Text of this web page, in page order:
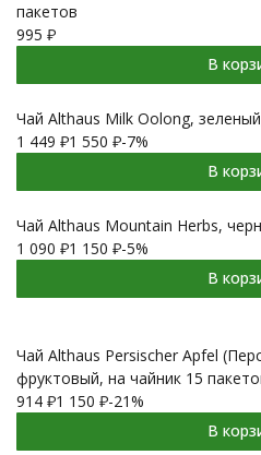
пакетов
995 ₽
В
Чай Althaus Milk Oolong,
1 449 ₽1 550 ₽-7%
В
Чай Althaus Mountain Herbs,
1 090 ₽1 150 ₽-5%
В
Чай Althaus Persischer Apfel
фруктовый, на чайник 15
914 ₽1 150 ₽-21%
В